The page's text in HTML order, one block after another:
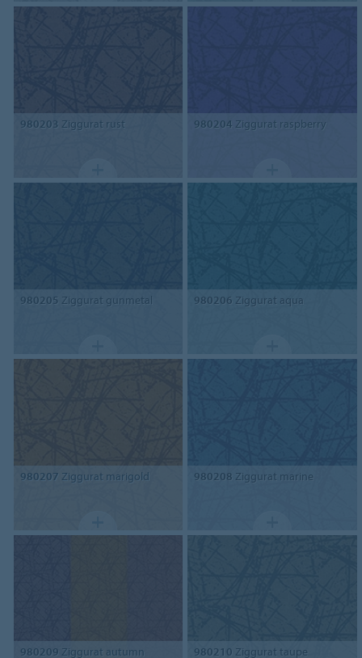
980203 Ziggurat rust 980204 Ziggurat raspberry
980205 Ziggurat gunmetal 980206 Ziggurat aqua
980207 Ziggurat marigold 980208 Ziggurat marine
980209 Ziggurat autumn 980210 Ziggurat taupe